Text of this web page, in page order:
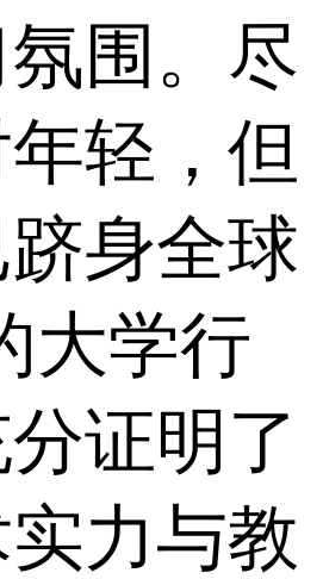
围。尽
轻，但
身全球
大学行
证明了
力与教